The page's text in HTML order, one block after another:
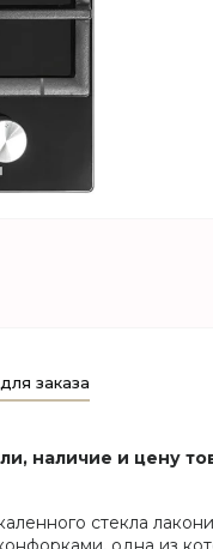
заказа
наличие и цену
стекла